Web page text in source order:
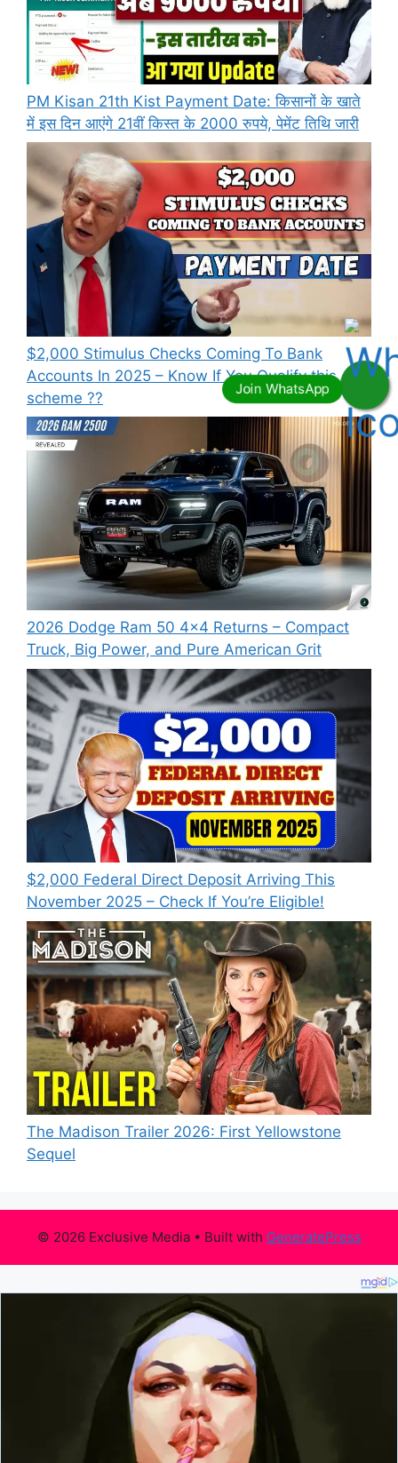
PM Kisan 21th Kist Payment Date: किसानों के खाते
में इस दिन आएंगे 21वीं किस्त के 2000 रुपये, पेमेंट तिथि जारी
⁠$2,000 Stimulus Checks Coming To Bank
Accounts In 2025 – Know If You Qualify this
scheme ??
2026 Dodge Ram 50 4×4 Returns – Compact
Truck, Big Power, and Pure American Grit
$2,000 Federal Direct Deposit Arriving This
November 2025 – Check If You’re Eligible!
The Madison Trailer 2026: First Yellowstone
Sequel
© 2026 Exclusive Media• Built with GeneratePress